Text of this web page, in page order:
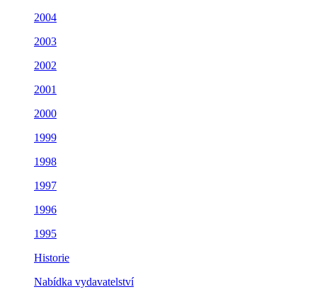
2004
2003
2002
2001
2000
1999
1998
1997
1996
1995
Historie
Nabídka vydavatelství